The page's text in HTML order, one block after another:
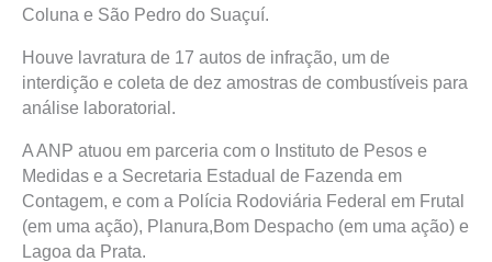
Coluna e São Pedro do Suaçuí.
Houve lavratura de 17 autos de infração, um de
interdição e coleta de dez amostras de combustíveis para
análise laboratorial.
A ANP atuou em parceria com o Instituto de Pesos e
Medidas e a Secretaria Estadual de Fazenda em
Contagem, e com a Polícia Rodoviária Federal em Frutal
(em uma ação), Planura,Bom Despacho (em uma ação) e
Lagoa da Prata.